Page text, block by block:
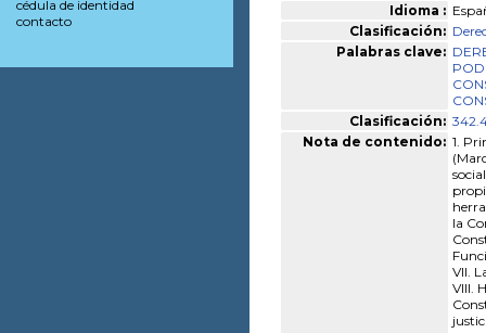
Idioma :
Clasificación:
Palabras clave:
Clasificación:
Nota de contenido: 1.
la
VII.
VIII.
cédula de identidad
contacto